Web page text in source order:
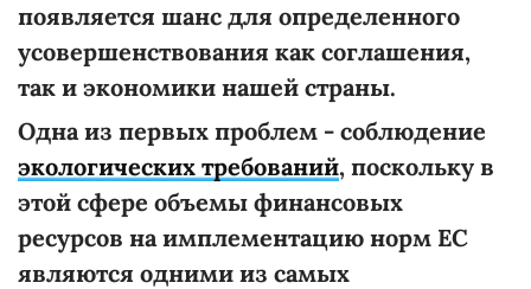
появляется шанс для определенного
усовершенствования как соглашения,
так и экономики нашей страны.
Одна из первых проблем - соблюдение
экологических требований, поскольку в
этой сфере объемы финансовых
ресурсов на имплементацию норм ЕС
являются одними из самых